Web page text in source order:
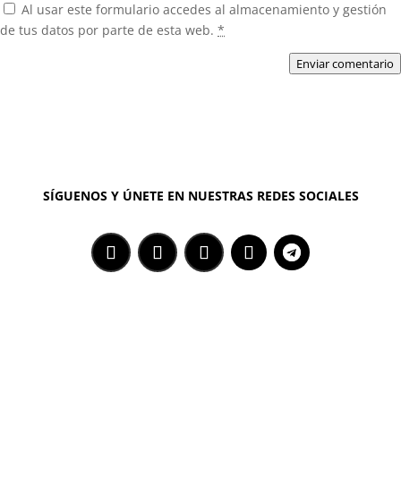
Al usar este formulario accedes al almacenamiento y gestión
de tus datos por parte de esta web. *
Enviar comentario
SÍGUENOS Y ÚNETE EN NUESTRAS REDES SOCIALES